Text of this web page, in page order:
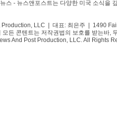
스 - 뉴스앤포스트는 다양한 미국 소식을
Production, LLC | 대표: 최은주 | 1490
모든 콘텐트는 저작권법의 보호를 받는바,
And Post Production, LLC. All Rights